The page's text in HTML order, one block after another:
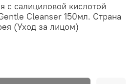
с салициловой кислотой
Cleanser 150мл. Страна
(Уход за лицом)